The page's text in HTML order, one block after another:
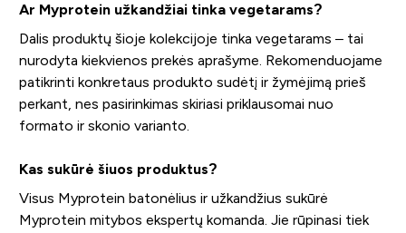
Ar Myprotein užkandžiai tinka vegetarams?
Dalis produktų šioje kolekcijoje tinka vegetarams – tai
nurodyta kiekvienos prekės aprašyme. Rekomenduojame
patikrinti konkretaus produkto sudėtį ir žymėjimą prieš
perkant, nes pasirinkimas skiriasi priklausomai nuo
formato ir skonio varianto.
Kas sukūrė šiuos produktus?
Visus Myprotein batonėlius ir užkandžius sukūrė
Myprotein mitybos ekspertų komanda. Jie rūpinasi tiek